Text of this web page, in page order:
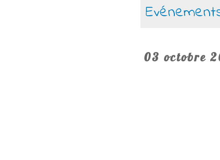
03 octobre